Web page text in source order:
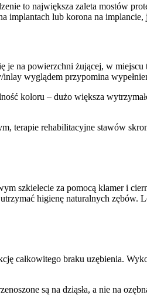
to największa zaleta mostów
implantach lub korona na
je na powierzchni żującej, w
wyglądem przypomina
koloru – dużo większa
terapie rehabilitacyjne stawów
szkielecie za pomocą klamer i
higienę naturalnych zębów.
całkowitego braku uzębienia.
są na dziąsła, a nie na